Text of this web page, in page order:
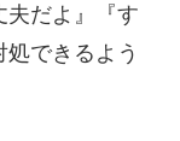
夫だよ』『す
できるよう